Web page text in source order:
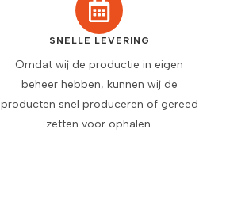
SNELLE LEVERING
Omdat wij de productie in eigen
beheer hebben, kunnen wij de
producten snel produceren of gereed
zetten voor ophalen.